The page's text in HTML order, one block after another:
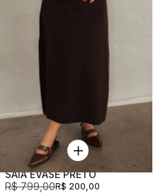
SAIA EVASÊ PRETO
R$ 799,00R$ 200,00